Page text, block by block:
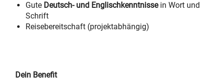
Gute Deutsch- und Englischkenntnissein Wort und
Schrift
Reisebereitschaft (projektabhängig)
Dein Benefit